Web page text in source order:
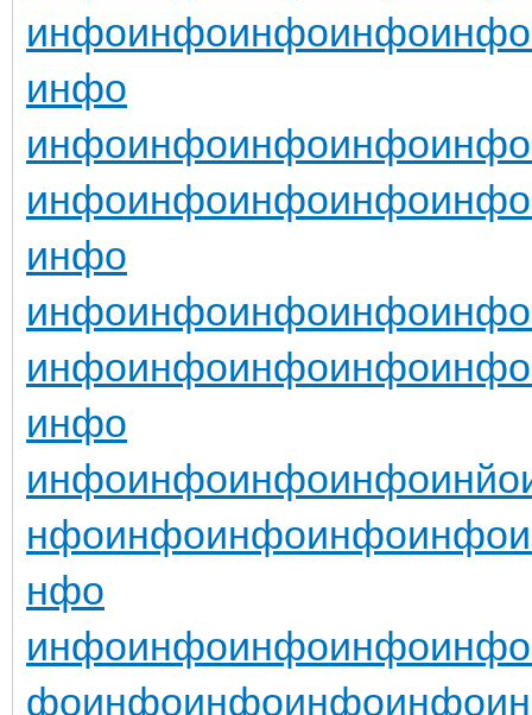
инфоинфоинфоинфоинфо
инфо
инфоинфоинфоинфоинфо
инфоинфоинфоинфоинфо
инфо
инфоинфоинфоинфоинфо
инфоинфоинфоинфоинфо
инфо
инфоинфоинфоинфоинйо
нфоинфоинфоинфоинфо
нфо
инфоинфоинфоинфоинфо
фоинфоинфоинфоинфо